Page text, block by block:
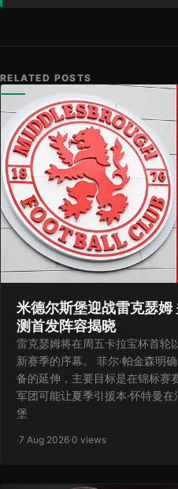
RELATED POSTS
米德尔斯堡迎战雷克瑟
测首发阵容揭晓
雷克瑟姆将在周五卡拉宝杯首轮
新赛季的序幕。 菲尔·帕金森明
备的延伸，主要目标是在锦标赛
军团可能让夏季引援本·怀特曼
堡
·7 Aug 2026·0 views